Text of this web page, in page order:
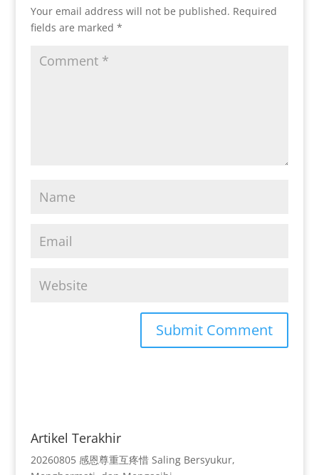
Your email address will not be published. Required
fields are marked *
Artikel Terakhir
20260805 感恩尊重互疼惜 Saling Bersyukur,